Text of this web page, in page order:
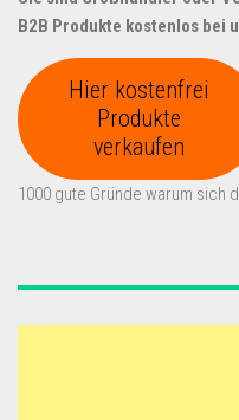
B2B Produkte kostenlos bei
Hier kostenfrei
Produkte
verkaufen
1000 gute Gründe warum sich